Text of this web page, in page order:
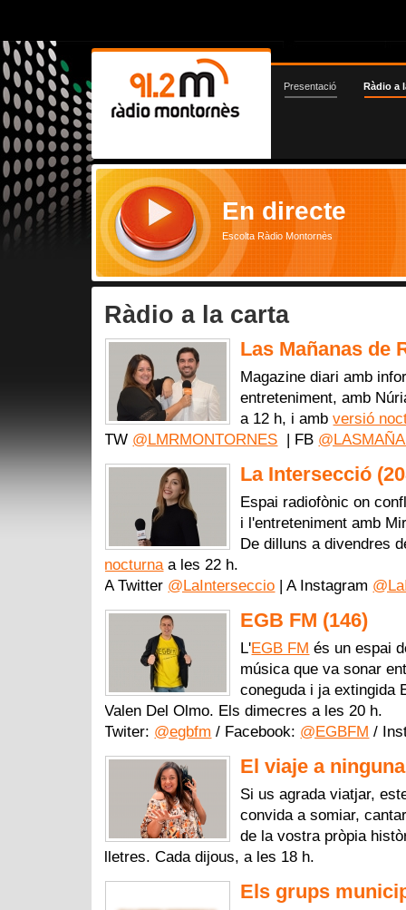
Presentació Ràdio a
En directe
Escolta Ràdio Montornès
Ràdio a la carta
Las Mañanas de
Magazine diari amb
entreteniment, amb
a 12 h, i ambversió
TW @LMRMONTORNES | FB
La Intersecció
Espai radiofònic on
i l'entreteniment amb
De dilluns a divendres
nocturnaa les 22 h.
A Twitter @LaInterseccio | A Instagram
EGB FM (146)
L'EGB FM és un espai
música que va sonar
coneguda i ja extingida
Valen Del Olmo. Els dimecres a les 20 h.
Twiter: @egbfm / Facebook: @EGBFM /
El viaje a
Si us agrada viatjar,
convida a somiar,
de la vostra pròpia
lletres. Cada dijous, a les 18 h.
Els grups